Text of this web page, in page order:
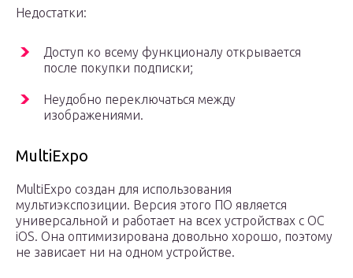
Недостатки:
Доступ ко всему функционалу открывается
после покупки подписки;
Неудобно переключаться между
изображениями.
MultiExpo
MultiExpo создан для использования
мультиэкспозиции. Версия этого ПО является
универсальной и работает на всех устройствах с ОС
iOS. Она оптимизирована довольно хорошо, поэтому
не зависает ни на одном устройстве.